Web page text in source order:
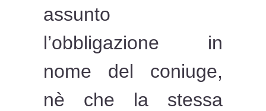
assunto
l’obbligazione in
nome del coniuge,
nè che la stessa